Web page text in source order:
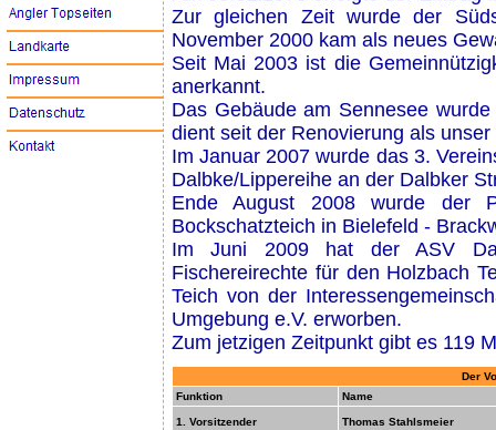
Zur gleichen Zeit wurde der
November 2000 kam als neues
Seit Mai 2003 ist die
anerkannt.
Das Gebäude am Sennesee
dient seit der Renovierung als
Im Januar 2007 wurde das 3.
Dalbke/Lippereihe an der Dalbker
Ende August 2008 wurde der
Bockschatzteich in Bielefeld -
Im Juni 2009 hat der ASV
Fischereirechte für den Holzbach
Teich von der
Umgebung e.V. erworben.
Zum jetzigen Zeitpunkt gibt es 119
Der
Funktion
Name
1. Vorsitzender Thomas Stahlsmeier